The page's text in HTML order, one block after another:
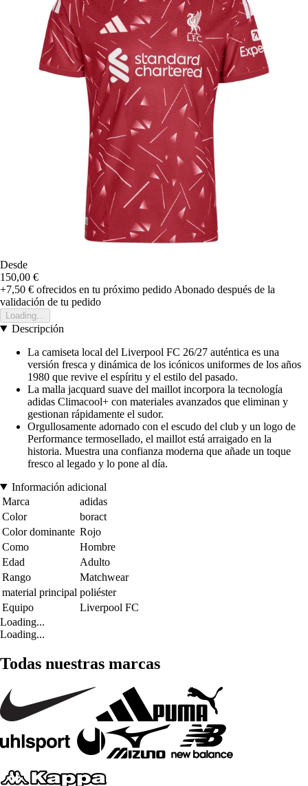
Desde
150,00 €
+7,50 € ofrecidos en tu próximo pedido Abonado después de la
validación de tu pedido
Loading...
Descripción
La camiseta local del Liverpool FC 26/27 auténtica es una
versión fresca y dinámica de los icónicos uniformes de los años
1980 que revive el espíritu y el estilo del pasado.
La malla jacquard suave del maillot incorpora la tecnología
adidas Climacool+ con materiales avanzados que eliminan y
gestionan rápidamente el sudor.
Orgullosamente adornado con el escudo del club y un logo de
Performance termosellado, el maillot está arraigado en la
historia. Muestra una confianza moderna que añade un toque
fresco al legado y lo pone al día.
Información adicional
Marca
adidas
Color
boract
Color dominante Rojo
Como
Hombre
Edad
Adulto
Rango
Matchwear
material principal poliéster
Equipo
Liverpool FC
Loading...
Loading...
Todas nuestras marcas